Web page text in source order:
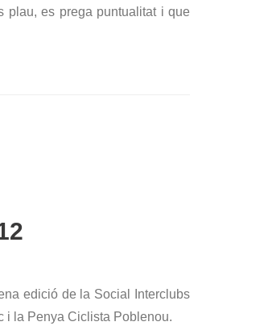
plau, es prega puntualitat i que
edició de la Social Interclubs
i la Penya Ciclista Poblenou.